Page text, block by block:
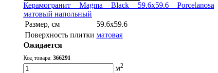
Керамогранит Magma Black 59.6x59.6 Porcelanosa
матовый напольный
Размер, см
59.6x59.6
Поверхность плитки матовая
Ожидается
Код товара: 366291
м2